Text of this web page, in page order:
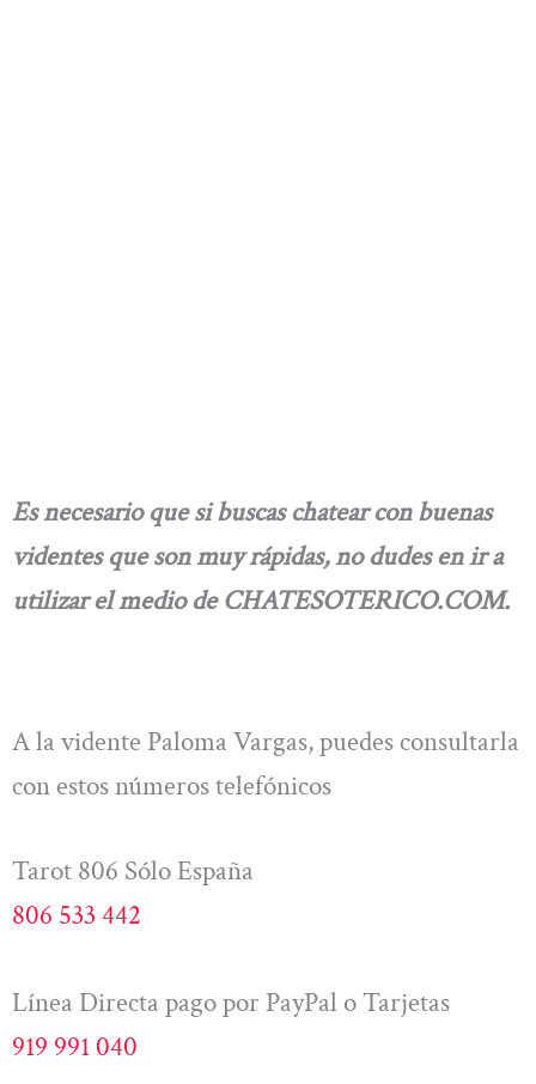
Es necesario que si buscas chatear con buenas
videntes que son muy rápidas, no dudes en ir a
utilizar el medio de CHATESOTERICO.COM.
A la vidente Paloma Vargas, puedes consultarla
con estos números telefónicos
Tarot 806 Sólo España
806 533 442
Línea Directa pago por PayPal o Tarjetas
919 991 040